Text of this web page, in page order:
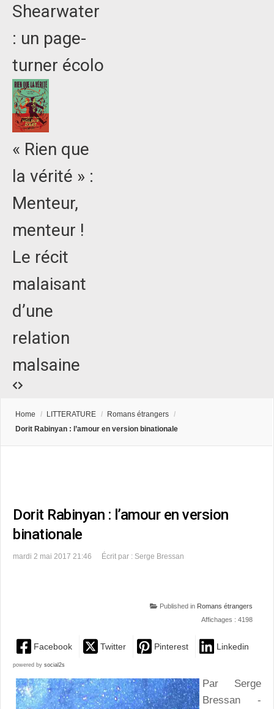
Shearwater
: un page-
turner écolo
« Rien que
la vérité » :
Menteur,
menteur !
Le récit
malaisant
d’une
relation
malsaine
Home / LITTERATURE / Romans étrangers /
Dorit Rabinyan : l’amour en version binationale
Dorit Rabinyan : l’amour en version
binationale
mardi 2 mai 2017 21:46 Écrit par : Serge Bressan
Published in Romans étrangers
Affichages : 4198
Facebook Twitter Pinterest Linkedin
powered by social2s
Par Serge
Bressan -